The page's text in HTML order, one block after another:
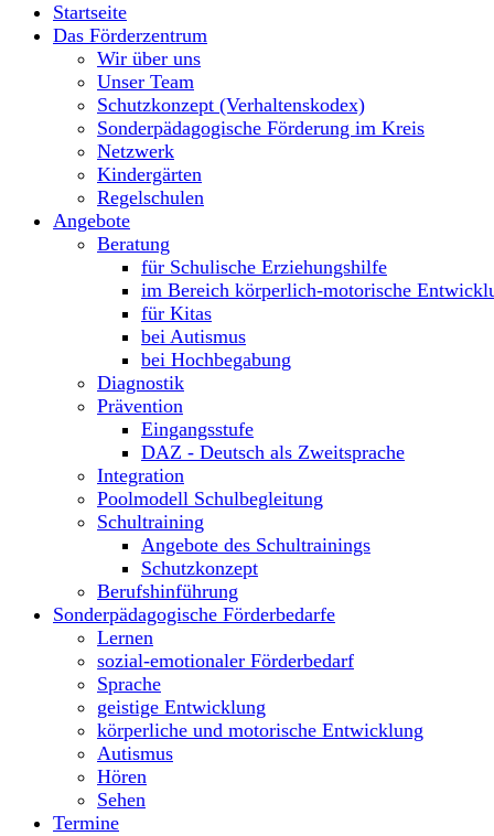
Startseite
Das Förderzentrum
Wir über uns
Unser Team
Schutzkonzept (Verhaltenskodex)
Sonderpädagogische Förderung im Kreis
Netzwerk
Kindergärten
Regelschulen
Angebote
Beratung
für Schulische Erziehungshilfe
im Bereich körperlich-motorische
für Kitas
bei Autismus
bei Hochbegabung
Diagnostik
Prävention
Eingangsstufe
DAZ - Deutsch als Zweitsprache
Integration
Poolmodell Schulbegleitung
Schultraining
Angebote des Schultrainings
Schutzkonzept
Berufshinführung
Sonderpädagogische Förderbedarfe
Lernen
sozial-emotionaler Förderbedarf
Sprache
geistige Entwicklung
körperliche und motorische Entwicklung
Autismus
Hören
Sehen
Termine